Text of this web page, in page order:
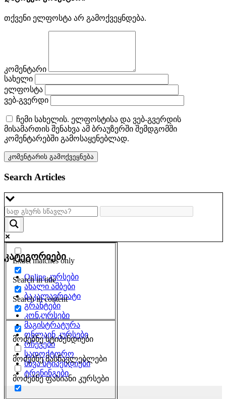
თქვენი ელფოსტა არ გამოქვეყნდება.
კომენტარი
სახელი
ელფოსტა
ვებ-გვერდი
ჩემი სახელის. ელფოსტისა და ვებ-გვერდის
მისამართის შენახვა ამ ბრაუზერში შემდგომში
კომენტარებში გამოსაყენებლად.
Search Articles
Exact matches only
Search in title
Search in content
მოძებნე სტიპენდიები
მოძებნე მასწავლებლები
მოძებნე ფასიანი კურსები
კატეგორიები
Online კურსები
ახალი ამბები
ბაკალავრიატი
გრანტები
კონკურსები
მაგისტრატურა
ონლაინ კურსები
რჩევები
სადოქტორო
სხვა სტიპენდიები
ტრენინგები